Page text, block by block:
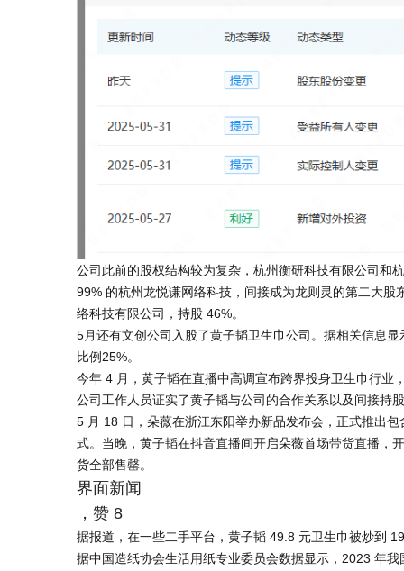
公司此前的股权结构较为复杂，杭州衡研科技有限公司和
99% 的杭州龙悦谦网络科技，间接成为龙则灵的第二大
络科技有限公司，持股 46%。
5月还有文创公司入股了黄子韬卫生巾公司。据相关信息显
比例25%。
今年 4 月，黄子韬在直播中高调宣布跨界投身卫生巾行业
公司工作人员证实了黄子韬与公司的合作关系以及间接持
5 月 18 日，朵薇在浙江东阳举办新品发布会，正式推出
式。当晚，黄子韬在抖音直播间开启朵薇首场带货直播，
货全部售罄。
界面新闻
，赞 8
据报道，在一些二手平台，黄子韬 49.8 元卫生巾被炒到
据中国造纸协会生活用纸专业委员会数据显示，2023 年